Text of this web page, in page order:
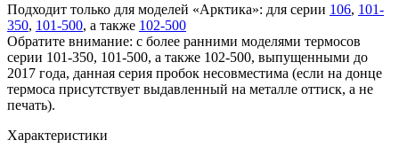
Подходит только для моделей «Арктика»: для серии 106, 101-
350, 101-500, а также 102-500
Обратите внимание: с более ранними моделями термосов
серии 101-350, 101-500, а также 102-500, выпущенными до
2017 года, данная серия пробок несовместима (если на донце
термоса присутствует выдавленный на металле оттиск, а не
печать).
Характеристики